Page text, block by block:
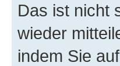
Das ist nicht
wieder
indem Sie